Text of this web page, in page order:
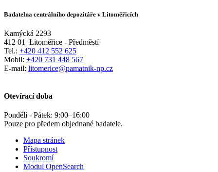
Badatelna centrálního depozitáře v Litoměřicích
Kamýcká 2293
412 01
Litoměřice - Předměstí
Tel.: +420 412 552 625
Mobil: +420 731 448 567
E-mail: litomerice@pamatnik-np.cz
Otevírací doba
Pondělí - Pátek: 9:00–16:00
Pouze pro předem objednané badatele.
Mapa stránek
Přístupnost
Soukromí
Modul OpenSearch